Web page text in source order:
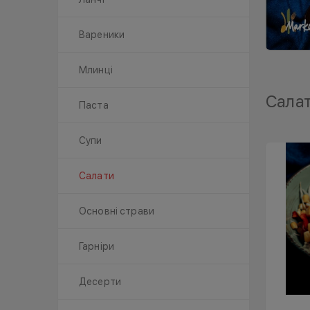
Вареники
Млинці
Паста
Супи
Салати
Основні страви
Гарніри
Десерти